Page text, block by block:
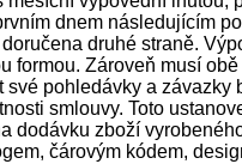
dnem následujícím
druhé straně.
formou. Zároveň musí
své pohledávky a závazky
smlouvy. Toto
dodávku zboží
čárovým kódem,